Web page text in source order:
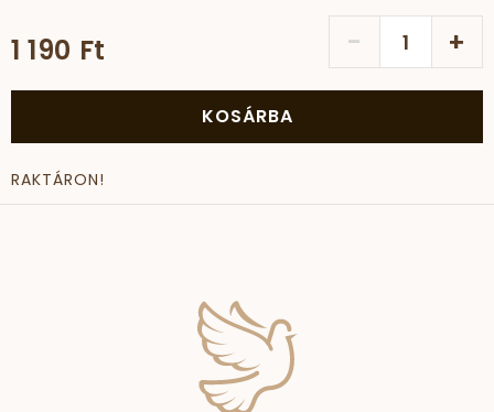
1 190 Ft - +
KOSÁRBA
RAKTÁRON!